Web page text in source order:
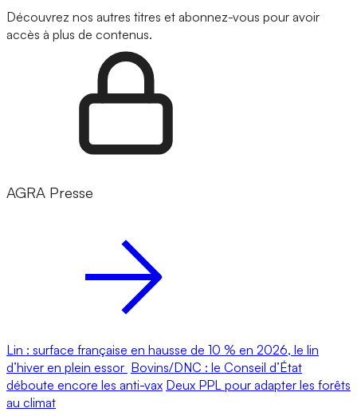
Découvrez nos autres titres et abonnez-vous pour avoir
accès à plus de contenus.
AGRA Presse
Lin : surface française en hausse de 10 % en 2026, le lin
d’hiver en plein essor Bovins/DNC : le Conseil d’État
déboute encore les anti-vax Deux PPL pour adapter les forêts
au climat